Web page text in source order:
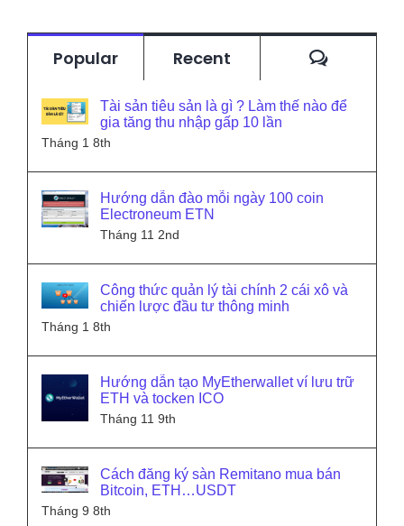
Popular Recent
Tài sản tiêu sản là gì ? Làm thế nào để
gia tăng thu nhập gấp 10 lần
Tháng 1 8th
Hướng dẫn đào mỗi ngày 100 coin
Electroneum ETN
Tháng 11 2nd
Công thức quản lý tài chính 2 cái xô và
chiến lược đầu tư thông minh
Tháng 1 8th
Hướng dẫn tạo MyEtherwallet ví lưu trữ
ETH và tocken ICO
Tháng 11 9th
Cách đăng ký sàn Remitano mua bán
Bitcoin, ETH…USDT
Tháng 9 8th